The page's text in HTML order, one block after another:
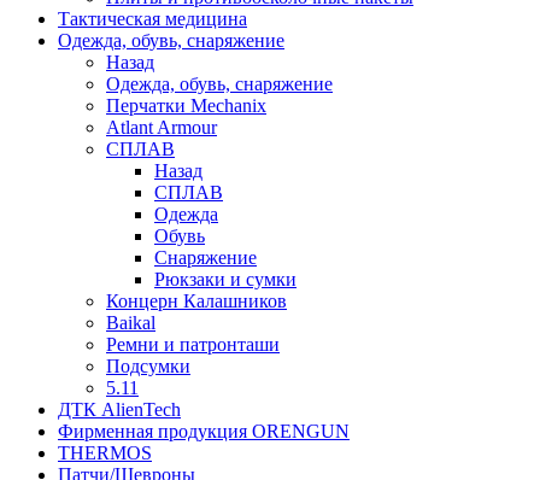
Тактическая медицина
Одежда, обувь, снаряжение
Назад
Одежда, обувь, снаряжение
Перчатки Mechanix
Atlant Armour
СПЛАВ
Назад
СПЛАВ
Одежда
Обувь
Снаряжение
Рюкзаки и сумки
Концерн Калашников
Baikal
Ремни и патронташи
Подсумки
5.11
ДТК AlienTech
Фирменная продукция ORENGUN
THERMOS
Патчи/Шевроны